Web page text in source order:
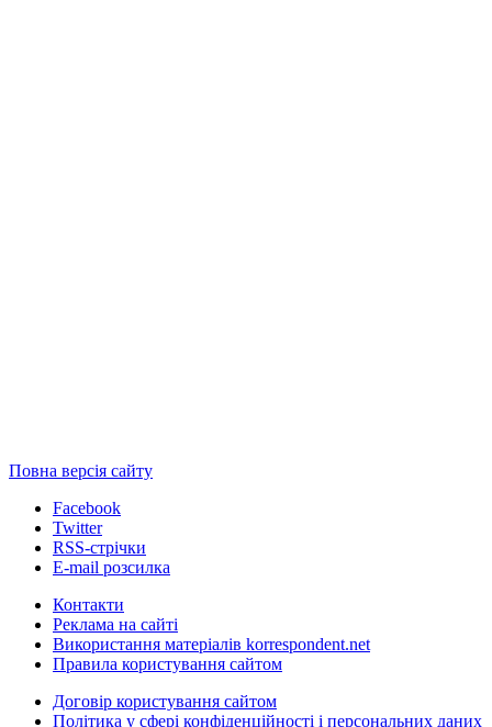
Повна версія сайту
Facebook
Twitter
RSS-стрічки
E-mail розсилка
Контакти
Реклама на сайті
Використання матеріалів korrespondent.net
Правила користування сайтом
Договір користування сайтом
Політика у сфері конфіденційності і персональних даних